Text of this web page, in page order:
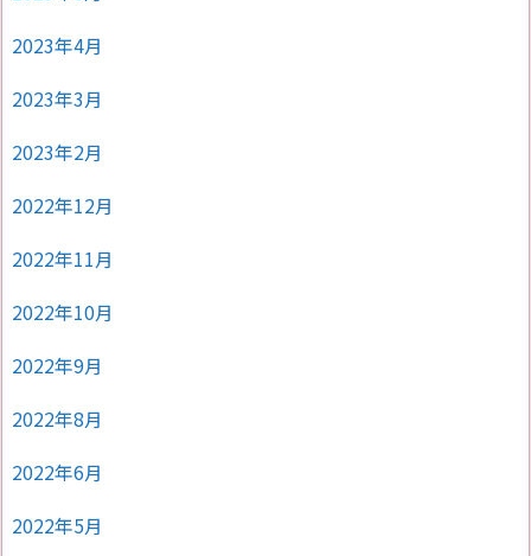
2023年4月
2023年3月
2023年2月
2022年12月
2022年11月
2022年10月
2022年9月
2022年8月
2022年6月
2022年5月